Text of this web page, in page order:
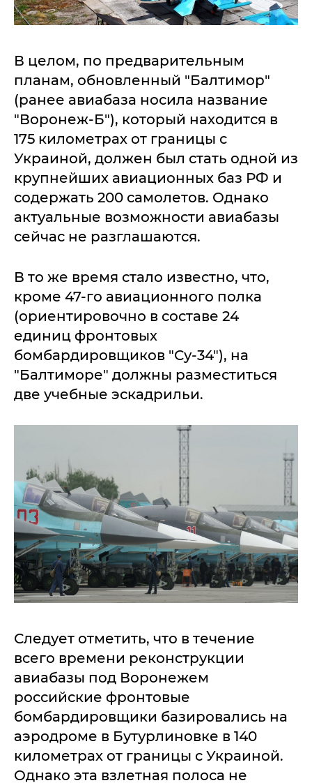
В целом, по предварительным
планам, обновленный "Балтимор"
(ранее авиабаза носила название
"Воронеж-Б"), который находится в
175 километрах от границы с
Украиной, должен был стать одной из
крупнейших авиационных баз РФ и
содержать 200 самолетов. Однако
актуальные возможности авиабазы
сейчас не разглашаются.
В то же время стало известно, что,
кроме 47-го авиационного полка
(ориентировочно в составе 24
единиц фронтовых
бомбардировщиков "Су-34"), на
"Балтиморе" должны разместиться
две учебные эскадрильи.
Следует отметить, что в течение
всего времени реконструкции
авиабазы под Воронежем
российские фронтовые
бомбардировщики базировались на
аэродроме в Бутурлиновке в 140
километрах от границы с Украиной.
Однако эта взлетная полоса не